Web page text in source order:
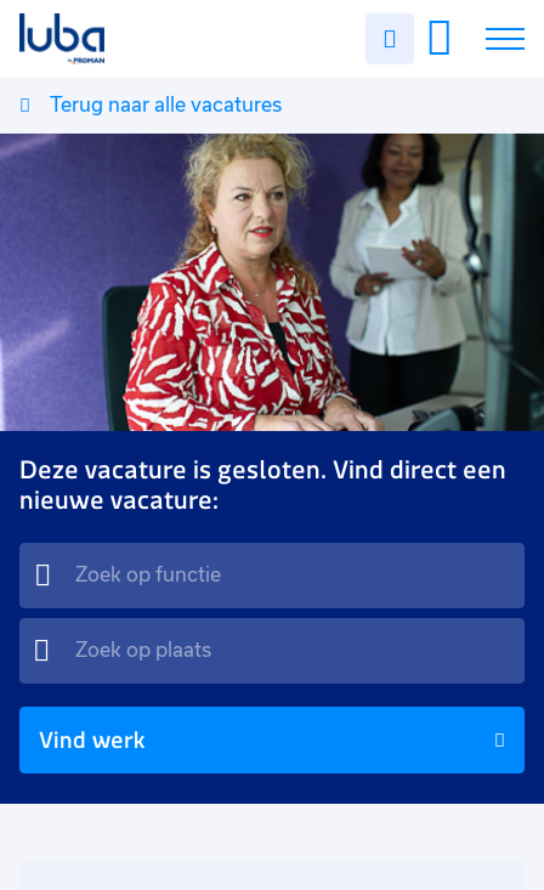
Uren
Vacatures
Voor werkgevers
Contact
Terug naar alle vacatures
Deze vacature is gesloten. Vind direct een
nieuwe vacature:
Vind werk